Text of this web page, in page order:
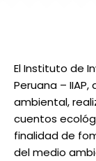
El Instituto de
Peruana –
ambiental,
cuentos
finalidad de
del medio